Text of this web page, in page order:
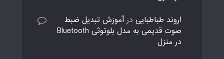
اروند طباطبایی در آموزش تبدیل ضبط
صوت قدیمی به مدل بلوتوثی Bluetooth
در منزل